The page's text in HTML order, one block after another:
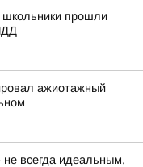
школьники прошли
ажиотажный
всегда идеальным,